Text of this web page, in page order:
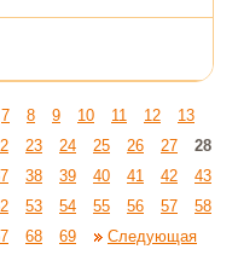
7 8 9 10 11 12
13
23 24 25 26 27
28
38 39 40 41 42
43
53 54 55 56 57
58
68 69 Следующая